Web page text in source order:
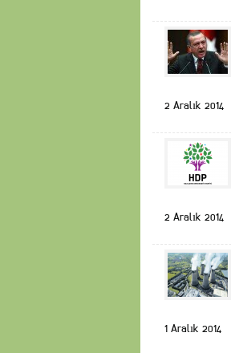
2 Aralık 2014
2 Aralık 2014
1 Aralık 2014